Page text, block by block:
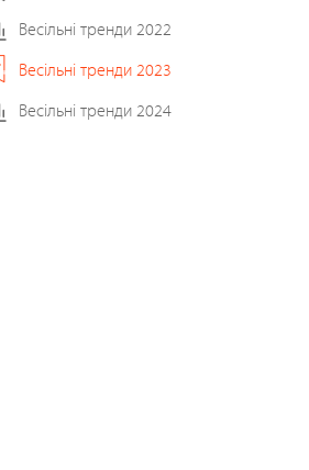
Весільні тренди 2022
Весільні тренди 2023
Весільні тренди 2024